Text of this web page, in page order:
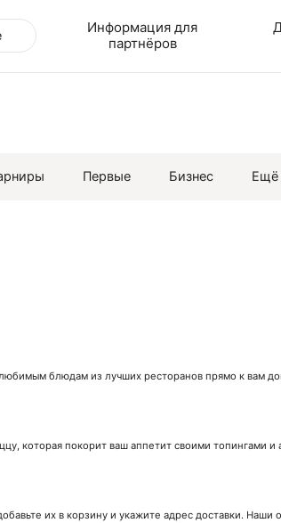
Информация для
партнёров
Первые Бизнес Ещё
блюдам из лучших ресторанов прямо к вам
которая покорит ваш аппетит своими
их в корзину и укажите адрес доставки.